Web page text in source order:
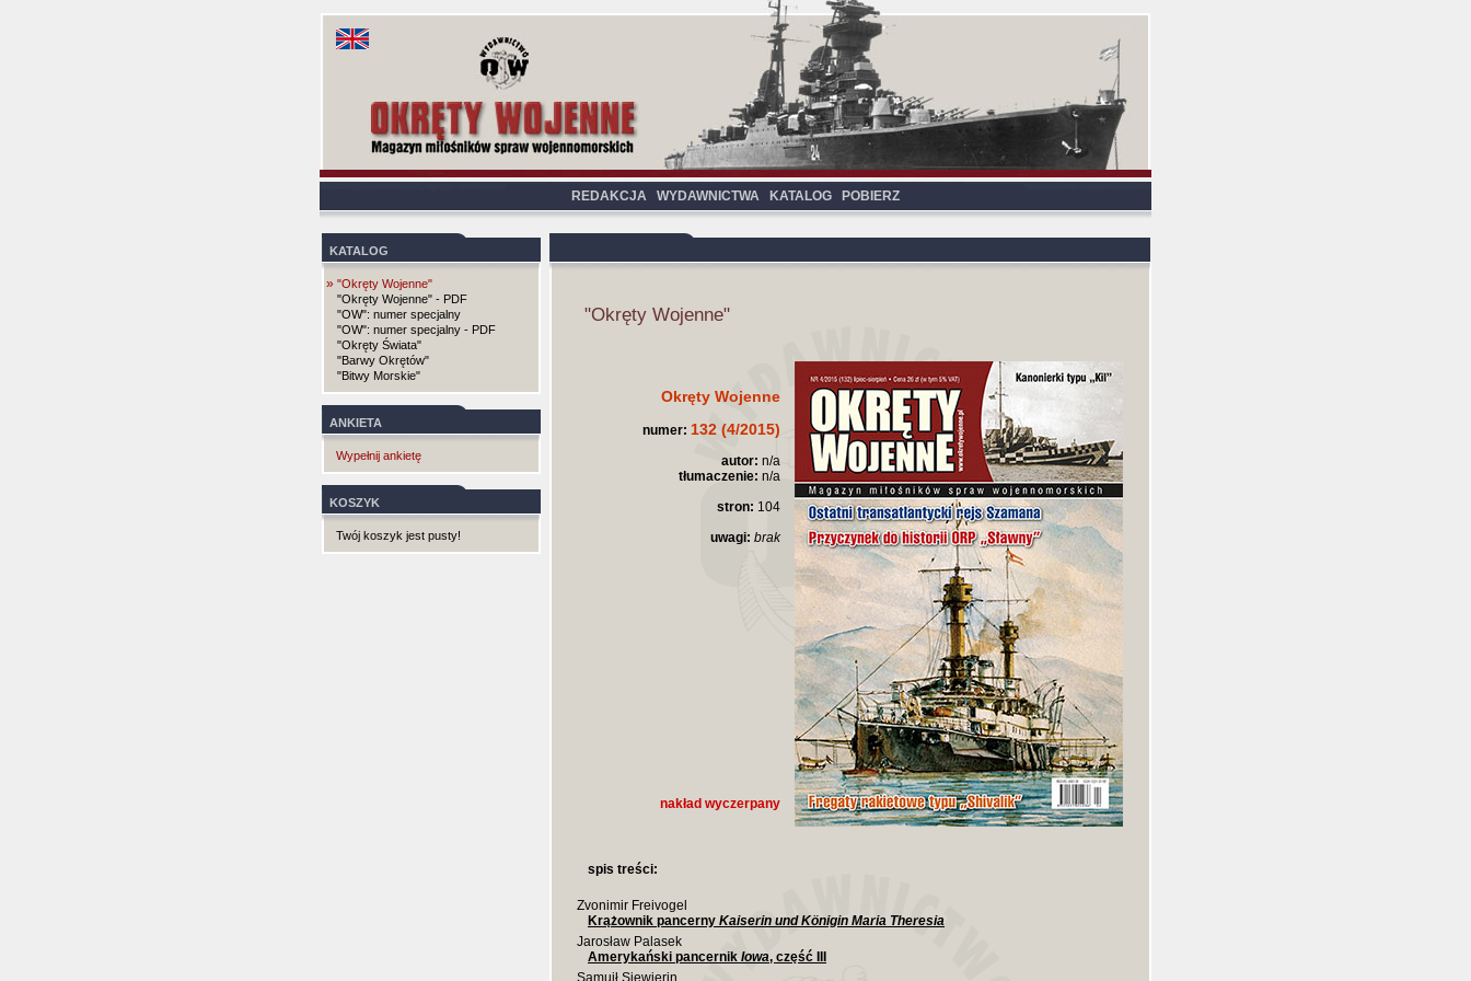
REDAKCJA WYDAWNICTWA KATALOG POBIERZ
KATALOG
» "Okręty Wojenne"
"Okręty Wojenne" - PDF
"OW": numer specjalny
"OW": numer specjalny - PDF
"Okręty Świata"
"Barwy Okrętów"
"Bitwy Morskie"
ANKIETA
Wypełnij ankietę
KOSZYK
Twój koszyk jest pusty!
"Okręty Wojenne"
Okręty Wojenne
numer: 132 (4/2015)
autor: n/a
tłumaczenie: n/a
stron: 104
uwagi: brak
nakład wyczerpany
spis treści:
Zvonimir Freivogel
Krążownik pancerny Kaiserin und Königin Maria Theresia
Jarosław Palasek
Amerykański pancernik Iowa, część III
Samuił Siewierin